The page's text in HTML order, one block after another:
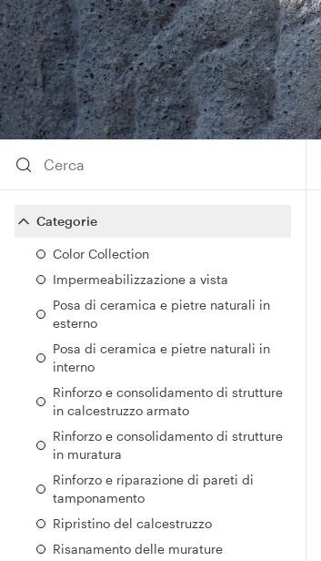
Categorie
Color Collection
Impermeabilizzazione a vista
Posa di ceramica e pietre naturali in
esterno
Posa di ceramica e pietre naturali in
interno
Rinforzo e consolidamento di strutture
in calcestruzzo armato
Rinforzo e consolidamento di strutture
in muratura
Rinforzo e riparazione di pareti di
tamponamento
Ripristino del calcestruzzo
Risanamento delle murature